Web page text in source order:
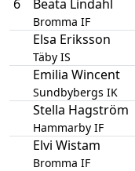
6 Beata Lindahl
Bromma IF
Elsa Eriksson
Täby IS
Emilia Wincent
Sundbybergs IK
Stella Hagström
Hammarby IF
Elvi Wistam
Bromma IF